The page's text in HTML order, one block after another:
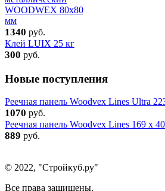
WOODWEX 80х80
мм
1340 руб.
Клей LUIX 25 кг
300 руб.
Новые поступления
Реечная панель Woodvex Lines Ultra
1070 руб.
Реечная панель Woodvex Lines 169 x
889 руб.
© 2022, "Стройкуб.ру"
Все права защищены.